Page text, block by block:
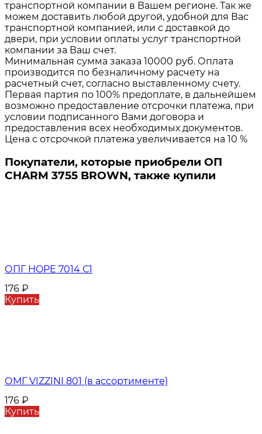
транспортной компании в Вашем регионе. Так же
можем доставить любой другой, удобной для Вас
транспортной компанией, или с доставкой до
двери, при условии оплаты услуг транспортной
компании за Ваш счет.
Минимальная сумма заказа 10000 руб. Оплата
производится по безналичному расчету на
расчетный счет, согласно выставленному счету.
Первая партия по 100% предоплате, в дальнейшем
возможно предоставление отсрочки платежа, при
условии подписанного Вами договора и
предоставления всех необходимых документов.
Цена с отсрочкой платежа увеличивается на 10 %
Покупатели, которые приобрели ОП
CHARM 3755 BROWN, также купили
ОПГ HOPE 7014 С1
176 ₽
Купить
ОМГ VIZZINI 801 (в ассортименте)
176 ₽
Купить